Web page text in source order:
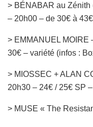
> BÉNABAR au Zénith
– 20h00 – de 30€ à
> EMMANUEL MOIRE
30€ – variété (infos :
> MIOSSEC + ALAN
20h30 – 24€ / 25€ SP
> MUSE « The